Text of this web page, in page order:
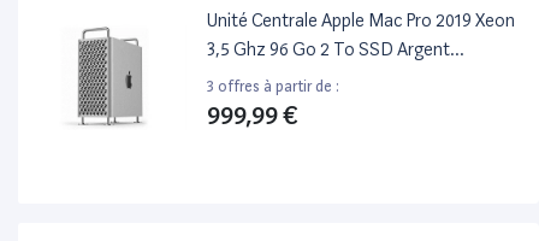
Unité Centrale Apple Mac Pro 2019 Xeon
3,5 Ghz 96 Go 2 To SSD Argent
Reconditionné
3 offres à partir de :
999,99 €